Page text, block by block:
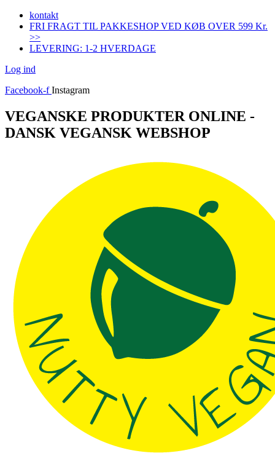
Videre
indhold
kontakt
FRI FRAGT TIL PAKKESHOP VED KØB OVER 599 Kr.
>>
LEVERING: 1-2 HVERDAGE
Log ind
Facebook-f Instagram
VEGANSKE PRODUKTER ONLINE -
DANSK VEGANSK WEBSHOP